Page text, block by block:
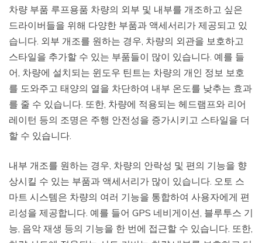
차량 부품 루프용품 차량의 외부 및 내부를 개조하고 싶은
드라이버들을 위해 다양한 부품과 액세서리가 제공되고 있
습니다. 외부 개조를 원하는 경우, 차량의 외관을 보호하고
스타일을 추가할 수 있는 부품들이 많이 있습니다. 예를 들
어, 차량에 설치되는 윈도우 틴트는 차량의 개인 정보 보호
를 도와주고 태양의 열을 차단하여 내부 온도를 낮추는 효과
를 줄 수 있습니다. 또한, 차량에 적용되는 헤드램프와 리어
레이턴 등의 조명은 주행 안전성을 증가시키고 스타일을 더
할 수 있습니다.
내부 개조를 원하는 경우, 차량의 안락성 및 편의 기능을 향
상시킬 수 있는 부품과 액세서리가 많이 있습니다. 오토 스
마트 시스템은 차량의 여러 기능을 통합하여 사용자에게 편
리성을 제공합니다. 예를 들어 GPS 네비게이션, 블루투스 기
능, 음악 재생 등의 기능을 한 번에 접근할 수 있습니다. 또한,